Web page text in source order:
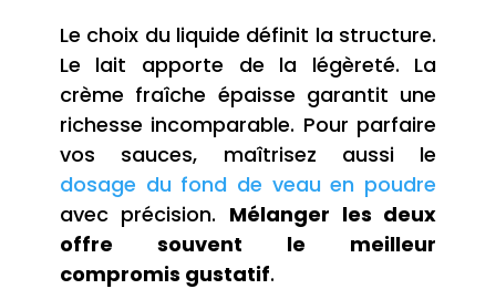
Le choix du liquide définit la structure.
Le lait apporte de la légèreté. La
crème fraîche épaisse garantit une
richesse incomparable. Pour parfaire
vos sauces, maîtrisez aussi le
dosage du fond de veau en poudre
avec précision. Mélanger les deux
offre souvent le meilleur
compromis gustatif.